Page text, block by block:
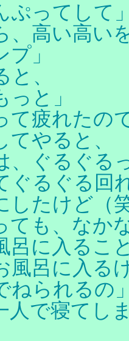
ぷってして
、高い高い
プ」
、
っと」
て疲れたの
てやると、
、ぐるぐる
ぐるぐる回
したけど（
ても、なか
呂に入るこ
風呂に入る
ねられるの
人で寝てし